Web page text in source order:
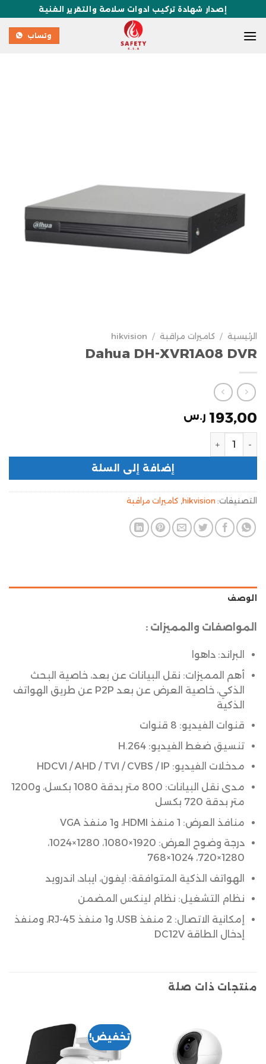
إصدار شهادة تركيب ادوات سلامة والتقرير الفنية
وتساب
الرئيسية / كاميرات مراقبة /
hikvision
Dahua DH-XVR1A08 DVR
193,00 ر.س
إضافة إلى السلة
التصنيفات: hikvision
, كاميرات مراقبة
الوصف
المواصفات والمميزات :
البراند: داهوا
أهم المميزات: نقل البيانات عن بعد، خاصية البحث
الذكي، خاصية العرض عن بعد P2P عن طريق الهواتف
الذكية
قنوات الفيديو: 8 قنوات
تنسيق ضغط الفيديو: H.264
مدخلات الفيديو: HDCVI / AHD / TVI / CVBS / IP
مدى نقل البيانات: 800 متر بدقة 1080 بكسل، و1200
متر بدقة 720 بكسل
منافذ العرض: 1 منفذ HDMI، و1 منفذ VGA
درجة وضوح العرض: 1920×1080، 1280×1024،
1280×720، 1024×768
الهواتف الذكية المتوافقة: ايفون، ايباد، اندرويد
نظام التشغيل: نظام لينكس المضمن
إمكانية الاتصال: 2 منفذ USB، و1 منفذ RJ-45، ومنفذ
إدخال الطاقة DC12V
منتجات ذات صلة
تخفيض!